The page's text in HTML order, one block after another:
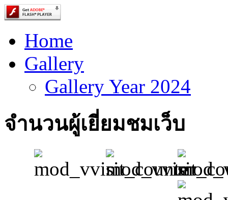
Home
Gallery
Gallery Year 2024
จำนวนผู้เยี่ยมชมเว็บ